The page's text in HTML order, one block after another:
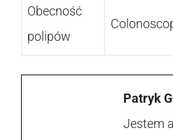
Obecność
polipów
Patryk
Jestem